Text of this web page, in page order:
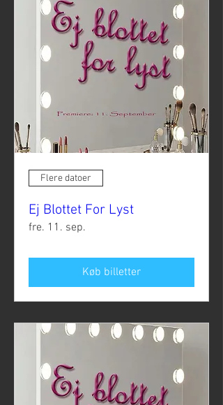
Flere datoer
Ej Blottet For Lyst
fre. 11. sep.
Køb billetter